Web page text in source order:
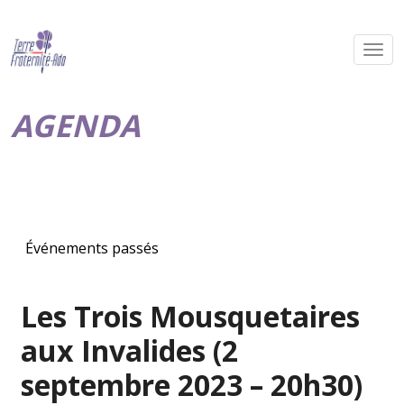
AGENDA
Événements passés
Les Trois Mousquetaires
aux Invalides (2
septembre 2023 – 20h30)